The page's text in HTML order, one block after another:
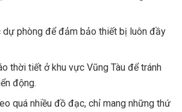
phòng để đảm bảo thiết bị luôn đầy
thời tiết ở khu vực Vũng Tàu để tránh
động.
quá nhiều đồ đạc, chỉ mang những thứ